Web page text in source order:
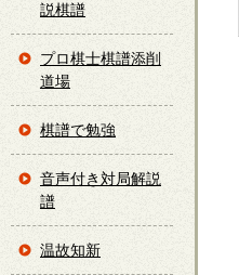
説棋譜
プロ棋士棋譜添削
道場
棋譜で勉強
音声付き対局解説
譜
温故知新